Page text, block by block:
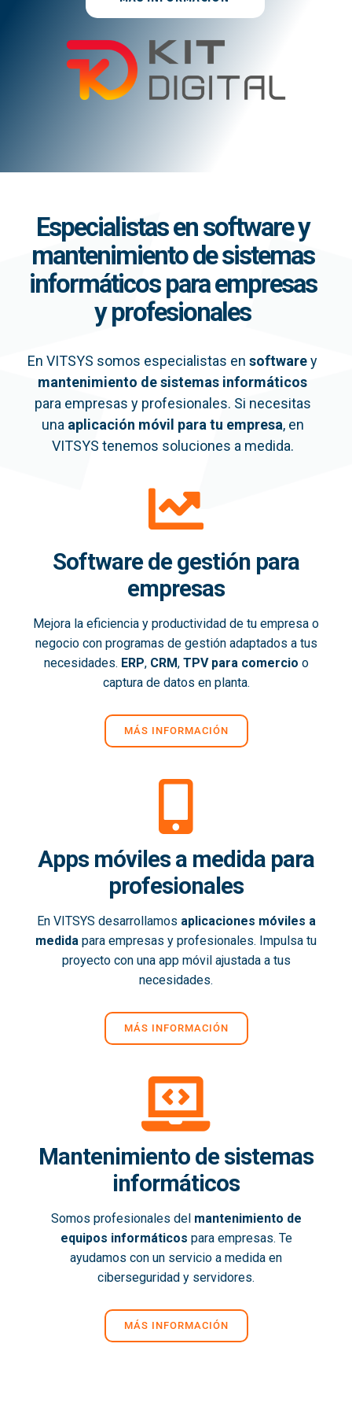
Especialistas en software y
mantenimiento de sistemas
informáticos para empresas
y profesionales
En VITSYS somos especialistas en softwarey
mantenimiento de sistemas informáticos
para empresas y profesionales. Si necesitas
una aplicación móvil para tu empresa, en
VITSYS tenemos soluciones a medida.
Software de gestión para
empresas
Mejora la eficiencia y productividad de tu empresa o
negocio con programas de gestión adaptados a tus
necesidades. ERP, CRM, TPV para comercio o
captura de datos en planta.
MÁS INFORMACIÓN
Apps móviles a medida para
profesionales
En VITSYS desarrollamos aplicaciones móviles a
medida para empresas y profesionales. Impulsa tu
proyecto con una app móvil ajustada a tus
necesidades.
MÁS INFORMACIÓN
Mantenimiento de sistemas
informáticos
Somos profesionales del mantenimiento de
equipos informáticos para empresas. Te
ayudamos con un servicio a medida en
ciberseguridad y servidores.
MÁS INFORMACIÓN